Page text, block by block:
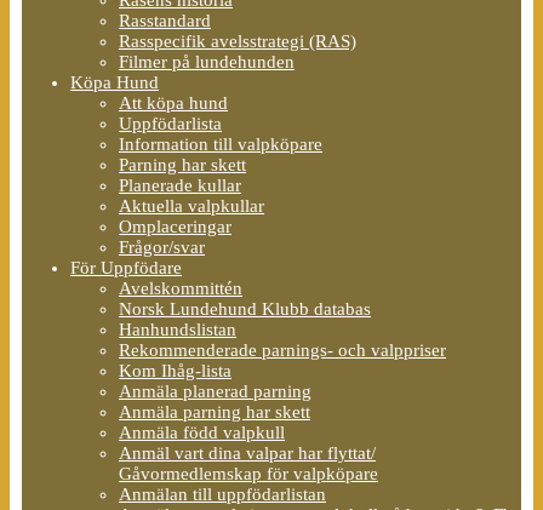
Rasstandard
Rasspecifik avelsstrategi (RAS)
Filmer på lundehunden
Köpa Hund
Att köpa hund
Uppfödarlista
Information till valpköpare
Parning har skett
Planerade kullar
Aktuella valpkullar
Omplaceringar
Frågor/svar
För Uppfödare
Avelskommittén
Norsk Lundehund Klubb databas
Hanhundslistan
Rekommenderade parnings- och valppriser
Kom Ihåg-lista
Anmäla planerad parning
Anmäla parning har skett
Anmäla född valpkull
Anmäl vart dina valpar har flyttat/
Gåvormedlemskap för valpköpare
Anmälan till uppfödarlistan